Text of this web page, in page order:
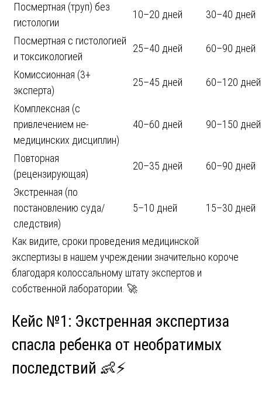
Посмертная (труп) без
гистологии
10–20 дней 30–40 дней
Посмертная с гистологией
и токсикологией
25–40 дней 60–90 дней
Комиссионная (3+
эксперта)
25–45 дней 60–120 дней
Комплексная (с
привлечением не-
медицинских дисциплин)
40–60 дней 90–150 дней
Повторная
(рецензирующая)
20–35 дней 60–90 дней
Экстренная (по
постановлению суда/
следствия)
5–10 дней 15–30 дней
Как видите, сроки проведения медицинской
экспертизы в нашем учреждении значительно короче
благодаря колоссальному штату экспертов и
собственной лаборатории. 🚀
Кейс №1: Экстренная экспертиза
спасла ребенка от необратимых
последствий 👶⚡